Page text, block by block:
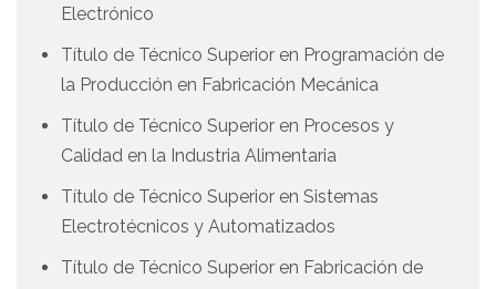
Electrónico
Título de Técnico Superior en Programación de
la Producción en Fabricación Mecánica
Título de Técnico Superior en Procesos y
Calidad en la Industria Alimentaria
Título de Técnico Superior en Sistemas
Electrotécnicos y Automatizados
Título de Técnico Superior en Fabricación de